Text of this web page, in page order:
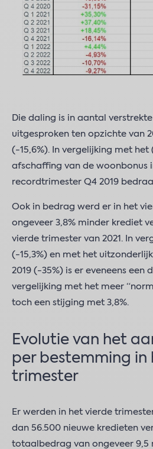
Die daling is in aantal
uitgesproken ten opzichte van
(-15,6%). In vergelijking met het
afschaffing van de woonbonus
recordtrimester Q4 2019
Ook in bedrag werd er in het
ongeveer 3,8% minder krediet
vierde trimester van 2021. In
(-15,3%) en met het
2019 (-35%) is er eveneens een
vergelijking met het meer
toch een stijging met 3,8%.
Evolutie van het
per bestemming in
trimester
Er werden in het vierde
dan 56.500 nieuwe kredieten
totaalbedrag van ongeveer 9,5